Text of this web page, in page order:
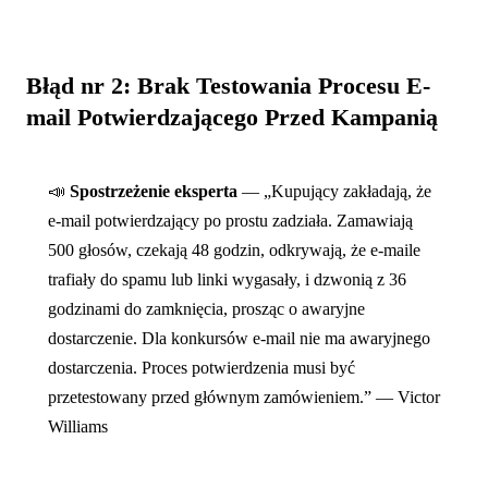
Błąd nr 2: Brak Testowania Procesu E-
mail Potwierdzającego Przed Kampanią
📣 Spostrzeżenie eksperta — „Kupujący zakładają, że
e-mail potwierdzający po prostu zadziała. Zamawiają
500 głosów, czekają 48 godzin, odkrywają, że e-maile
trafiały do spamu lub linki wygasały, i dzwonią z 36
godzinami do zamknięcia, prosząc o awaryjne
dostarczenie. Dla konkursów e-mail nie ma awaryjnego
dostarczenia. Proces potwierdzenia musi być
przetestowany przed głównym zamówieniem.” — Victor
Williams